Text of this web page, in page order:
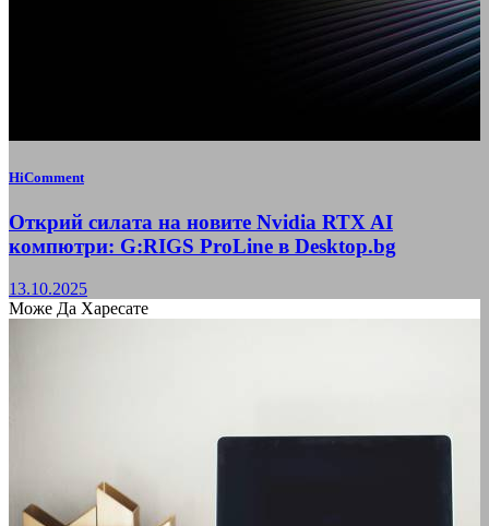
HiComment
Открий силата на новите Nvidia RTX AI
компютри: G:RIGS ProLine в Desktop.bg
13.10.2025
Може Да Харесате